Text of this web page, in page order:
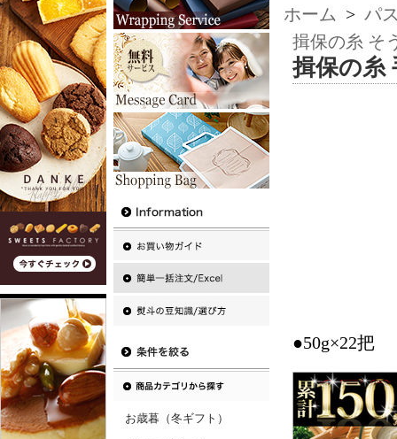
お歳暮（冬ギフト）
ホーム > パ
揖保の糸 そ
揖保の糸
●50g×22把